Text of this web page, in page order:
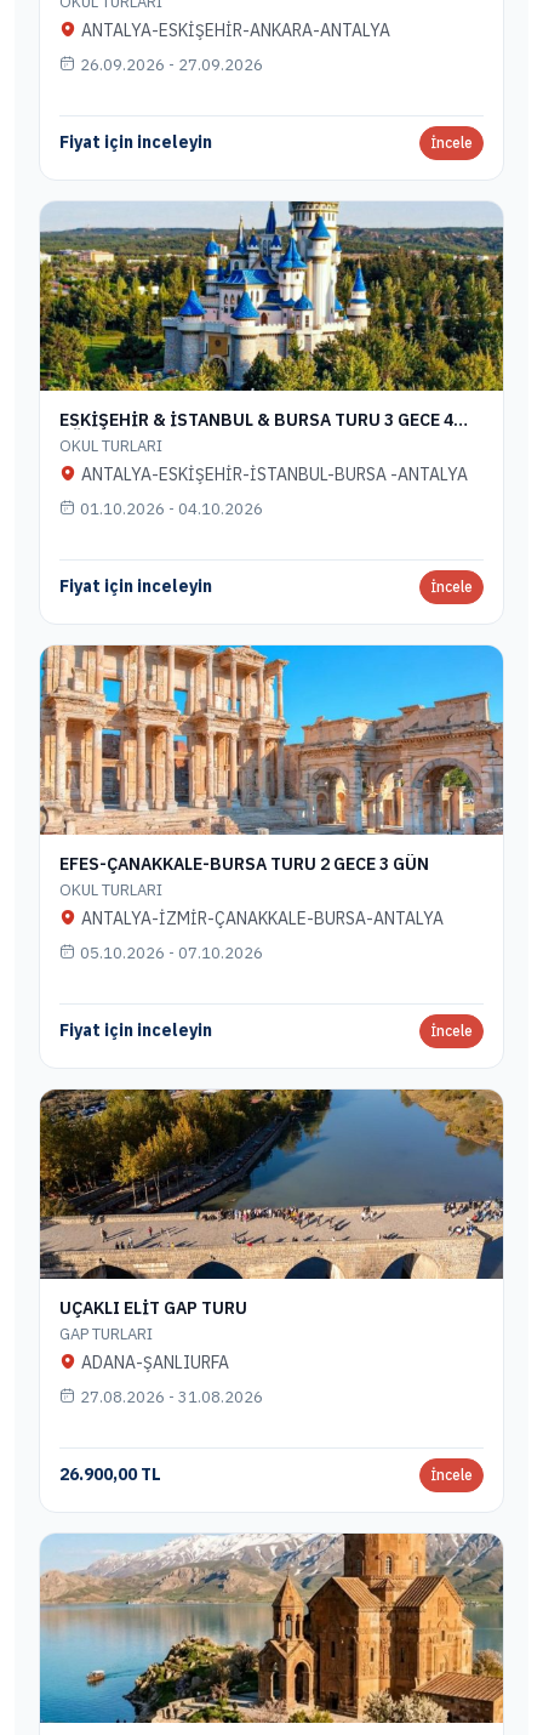
ANTALYA-ESKİŞEHİR-ANKARA-ANTALYA
26.09.2026 - 27.09.2026
Fiyat için inceleyin İncele
ESKİŞEHİR & İSTANBUL & BURSA TURU 3 GECE 4
GÜN
OKUL TURLARI
ANTALYA-ESKİŞEHİR-İSTANBUL-BURSA -ANTALYA
01.10.2026 - 04.10.2026
Fiyat için inceleyin İncele
EFES-ÇANAKKALE-BURSA TURU 2 GECE 3 GÜN
OKUL TURLARI
ANTALYA-İZMİR-ÇANAKKALE-BURSA-ANTALYA
05.10.2026 - 07.10.2026
Fiyat için inceleyin İncele
UÇAKLI ELİT GAP TURU
GAP TURLARI
ADANA-ŞANLIURFA
27.08.2026 - 31.08.2026
26.900,00 TL İncele